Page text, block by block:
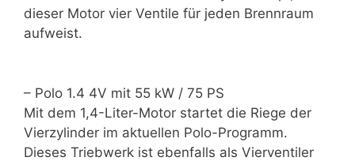
dieser Motor vier Ventile für jeden Brennraum
aufweist.
– Polo 1.4 4V mit 55 kW / 75 PS
Mit dem 1,4-Liter-Motor startet die Riege der
Vierzylinder im aktuellen Polo-Programm.
Dieses Triebwerk ist ebenfalls als Vierventiler